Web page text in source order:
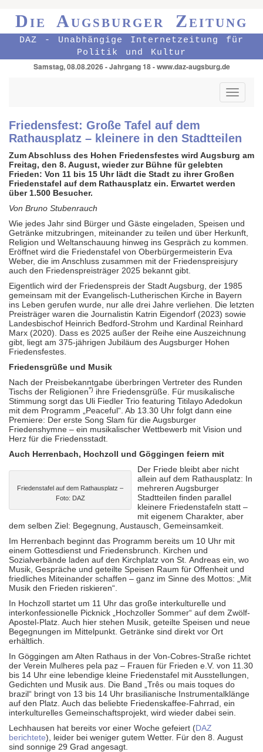
Die Augsburger Zeitung
DAZ - Unabhängige Internetzeitung für
Politik und Kultur
Samstag, 08.08.2026 - Jahrgang 18 - www.daz-augsburg.de
Toggle
Friedensfest: Große Tafel auf dem
Rathausplatz – kleinere in den Stadtteilen
Zum Abschluss des Hohen Friedensfestes wird Augsburg am
Freitag, den 8. August, wieder zur Bühne für gelebten
Frieden: Von 11 bis 15 Uhr lädt die Stadt zu ihrer Großen
Friedenstafel auf dem Rathausplatz ein. Erwartet werden
über 1.500 Besucher.
Von Bruno Stubenrauch
Wie jedes Jahr sind Bürger und Gäste eingeladen, Speisen und
Getränke mitzubringen, miteinander zu teilen und über Herkunft,
Religion und Weltanschauung hinweg ins Gespräch zu kommen.
Eröffnet wird die Friedenstafel von Oberbürgermeisterin Eva
Weber, die im Anschluss zusammen mit der Friedenspreisjury
auch den Friedenspreisträger 2025 bekannt gibt.
Eigentlich wird der Friedenspreis der Stadt Augsburg, der 1985
gemeinsam mit der Evangelisch-Lutherischen Kirche in Bayern
ins Leben gerufen wurde, nur alle drei Jahre verliehen. Die letzten
Preisträger waren die Journalistin Katrin Eigendorf (2023) sowie
Landesbischof Heinrich Bedford-Strohm und Kardinal Reinhard
Marx (2020). Dass es 2025 außer der Reihe eine Auszeichnung
gibt, liegt am 375-jährigen Jubiläum des Augsburger Hohen
Friedensfestes.
Friedensgrüße und Musik
Nach der Preisbekanntgabe überbringen Vertreter des Runden
Tischs der Religionen*) ihre Friedensgrüße. Für musikalische
Stimmung sorgt das Uli Fiedler Trio featuring Titilayo Adedokun
mit dem Programm „Peaceful“. Ab 13.30 Uhr folgt dann eine
Premiere: Der erste Song Slam für die Augsburger
Friedenshymne – ein musikalischer Wettbewerb mit Vision und
Herz für die Friedensstadt.
Auch Herrenbach, Hochzoll und Göggingen feiern mit
Friedenstafel auf dem Rathausplatz –
Foto: DAZ
Der Friede bleibt aber nicht
allein auf dem Rathausplatz: In
mehreren Augsburger
Stadtteilen finden parallel
kleinere Friedenstafeln statt –
mit eigenem Charakter, aber
dem selben Ziel: Begegnung, Austausch, Gemeinsamkeit.
Im Herrenbach beginnt das Programm bereits um 10 Uhr mit
einem Gottesdienst und Friedensbrunch. Kirchen und
Sozialverbände laden auf den Kirchplatz von St. Andreas ein, wo
Musik, Gespräche und geteilte Speisen Raum für Offenheit und
friedliches Miteinander schaffen – ganz im Sinne des Mottos: „Mit
Musik den Frieden riskieren“.
In Hochzoll startet um 11 Uhr das große interkulturelle und
interkonfessionelle Picknick „Hochzoller Sommer“ auf dem Zwölf-
Apostel-Platz. Auch hier stehen Musik, geteilte Speisen und neue
Begegnungen im Mittelpunkt. Getränke sind direkt vor Ort
erhältlich.
In Göggingen am Alten Rathaus in der Von-Cobres-Straße richtet
der Verein Mulheres pela paz – Frauen für Frieden e.V. von 11.30
bis 14 Uhr eine lebendige kleine Friedenstafel mit Ausstellungen,
Gedichten und Musik aus. Die Band „Três ou mais toques do
brazil“ bringt von 13 bis 14 Uhr brasilianische Instrumentalklänge
auf den Platz. Auch das beliebte Friedenskaffee-Fahrrad, ein
interkulturelles Gemeinschaftsprojekt, wird wieder dabei sein.
Lechhausen hat bereits vor einer Woche gefeiert (DAZ
berichtete), leider bei weniger gutem Wetter. Für den 8. August
sind sonnige 29 Grad angesagt.